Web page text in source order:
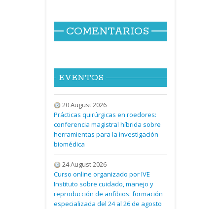
COMENTARIOS
EVENTOS
20 August 2026
Prácticas quirúrgicas en roedores:
conferencia magistral híbrida sobre
herramientas para la investigación
biomédica
24 August 2026
Curso online organizado por IVE
Instituto sobre cuidado, manejo y
reproducción de anfibios: formación
especializada del 24 al 26 de agosto